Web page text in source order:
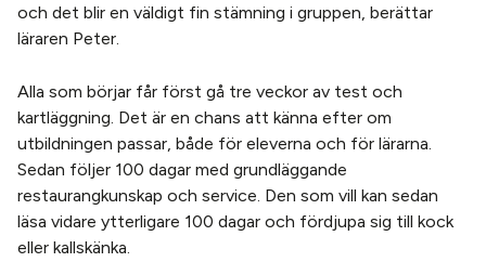
och det blir en väldigt fin stämning i gruppen, berättar
läraren Peter.
Alla som börjar får först gå tre veckor av test och
kartläggning. Det är en chans att känna efter om
utbildningen passar, både för eleverna och för lärarna.
Sedan följer 100 dagar med grundläggande
restaurangkunskap och service. Den som vill kan sedan
läsa vidare ytterligare 100 dagar och fördjupa sig till kock
eller kallskänka.